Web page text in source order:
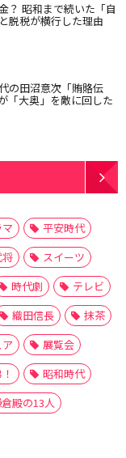
？ 昭和まで続いた「自
脱税が横行した理由
の田沼意次「賄賂伝
「大奥」を敵に回した
平安時代
スイーツ
時代劇
テレビ
織田信長
抹茶
展覧会
昭和時代
殿の13人